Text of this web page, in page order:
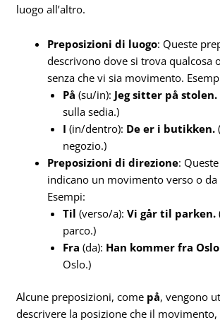
luogo all’altro.
Preposizioni di luogo: Queste
descrivono dove si trova qualcosa
senza che vi sia movimento.
På (su/in): Jeg sitter på stolen.
sulla sedia.)
I (in/dentro): De er i butikken.
negozio.)
Preposizioni di direzione:
indicano un movimento verso o da
Esempi:
Til (verso/a):Vi går til parken.
parco.)
Fra (da): Han kommer fra
Oslo.)
Alcune preposizioni, come på, vengono
descrivere la posizione che il movimento,